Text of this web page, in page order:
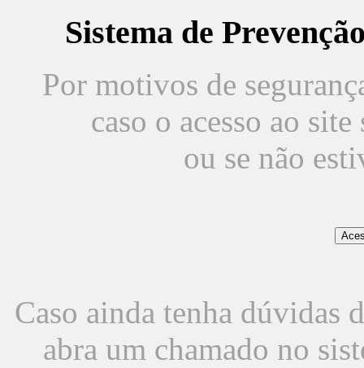
Sistema de
Por motivos de
caso o acesso ao
ou se não
Caso ainda tenha dúvidas
abra um chamado no